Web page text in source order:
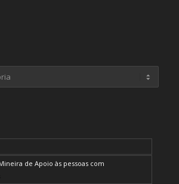
de Apoio às pessoas com